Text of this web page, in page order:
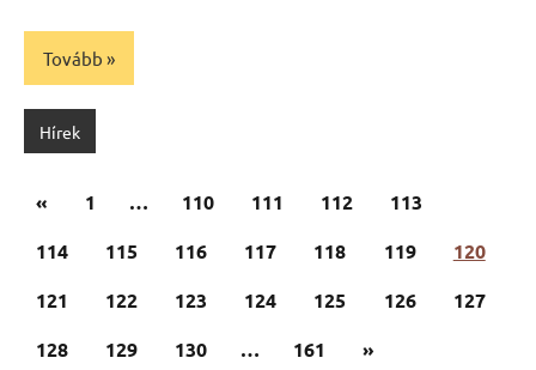
Tovább
Hírek
Bejegyzések
lapozása
«Előző
1 … 110 111 112
113
114
115 116 117 118 119
120
121
122 123 124 125 126
127
128
129 130 … 161
Következő
»